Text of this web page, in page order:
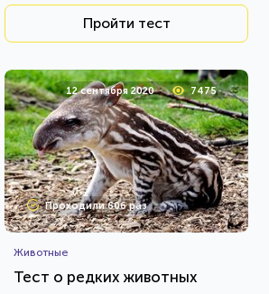
Пройти тест
12 сентября 2020 7475
Проходили 606 раз
Животные
Тест о редких животных